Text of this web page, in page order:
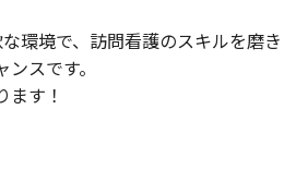
環境で、訪問看護のスキルを磨き
スです。
ます！